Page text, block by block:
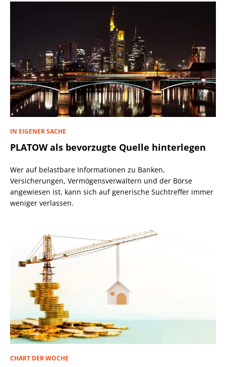
IN EIGENER SACHE
PLATOW als bevorzugte Quelle hinterlegen
Wer auf belastbare Informationen zu Banken,
Versicherungen, Vermögensverwaltern und der Börse
angewiesen ist, kann sich auf generische Suchtreffer immer
weniger verlassen.
CHART DER WOCHE